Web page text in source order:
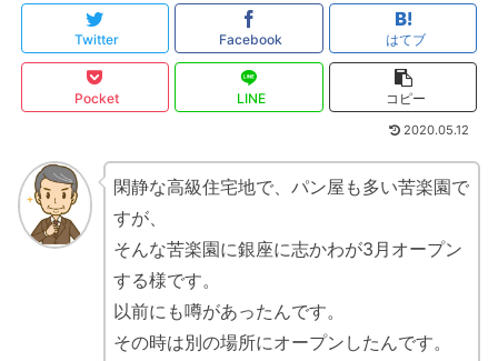
Twitter Facebook はてブ
Pocket LINE コピー
2020.05.12
閑静な高級住宅地で、パン屋も多い苦楽園で
すが、
そんな苦楽園に銀座に志かわが3月オープン
する様です。
以前にも噂があったんです。
その時は別の場所にオープンしたんです。